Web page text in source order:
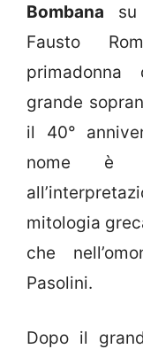
Bombana su
Fausto
grande
il 40°
nome è
mitologia
che
Pasolini.
Dopo il